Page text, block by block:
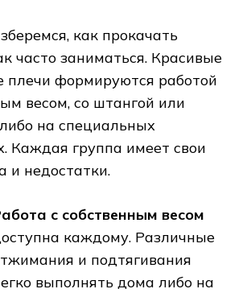
как прокачать
часто заниматься. Красивые
плечи формируются работой
весом, со штангой или
на специальных
Каждая группа имеет свои
и недостатки.
с собственным весом
каждому. Различные
и подтягивания
выполнять дома либо на